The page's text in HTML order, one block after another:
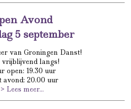
Avond
5 september
van Groningen Danst!
vrijblijvend langs!
open: 19.30 uur
avond: 20.00 uur
> Lees meer...